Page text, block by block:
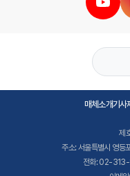
매체소개기사
제
주소: 서울특별시 영등
전화: 02-